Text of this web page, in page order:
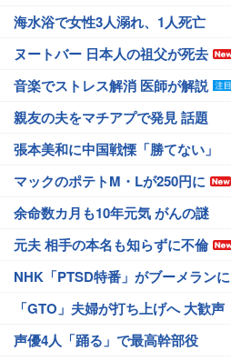
海水浴で女性3人溺れ、1人死亡
ヌートバー 日本人の祖父が死去
音楽でストレス解消 医師が解説
親友の夫をマチアプで発見 話題
張本美和に中国戦慄「勝てない」
マックのポテトM・Lが250円に
余命数カ月も10年元気 がんの謎
元夫 相手の本名も知らずに不倫
NHK「PTSD特番」がブーメランに
「GTO」夫婦が打ち上げへ 大歓声
声優4人「踊る」で最高幹部役